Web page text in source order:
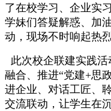
了在校学习、企业实
学妹们答疑解惑、加
动，现场不时响起热烈
此次校企联建实践
融合、推进“党建+思
进企业、对话工匠、
交流联动，让学生在